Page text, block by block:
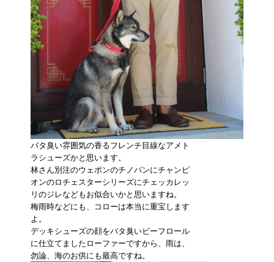
バタ臭い雰囲気の香るフレンチ目線なアメト
ラシューズかと思います。
林さん別注のウェポンのチノパンにチャンピ
オンのロチェスターシリーズにチェッカレッ
リのジレなどもお似合いかと思いますね。
梅雨時などにも、コローは本当に重宝します
よ。
デッキシューズの顔をバタ臭いビーフロール
に仕立てましたローファーですから、雨は、
勿論、海のお供にも最高ですね。